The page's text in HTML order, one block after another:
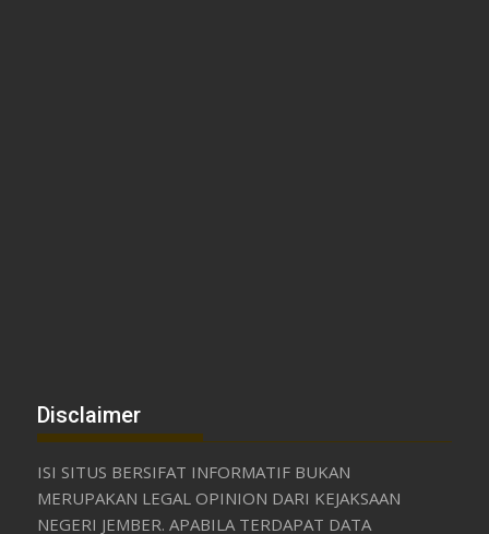
Disclaimer
ISI SITUS BERSIFAT INFORMATIF BUKAN
MERUPAKAN LEGAL OPINION DARI KEJAKSAAN
NEGERI JEMBER. APABILA TERDAPAT DATA